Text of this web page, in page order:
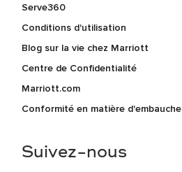
Serve360
Conditions d'utilisation
Blog sur la vie chez Marriott
Centre de Confidentialité
Marriott.com
Conformité en matière d'embauche
Suivez-nous